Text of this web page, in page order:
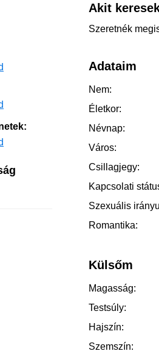
Akit
Szeretnék
Adataim
Nem:
Életkor:
Névnap:
Város:
Csillagjegy:
Kapcsolati
Szexuális
Romantika:
Külsőm
Magasság:
Testsúly:
Hajszín:
Szemszín: